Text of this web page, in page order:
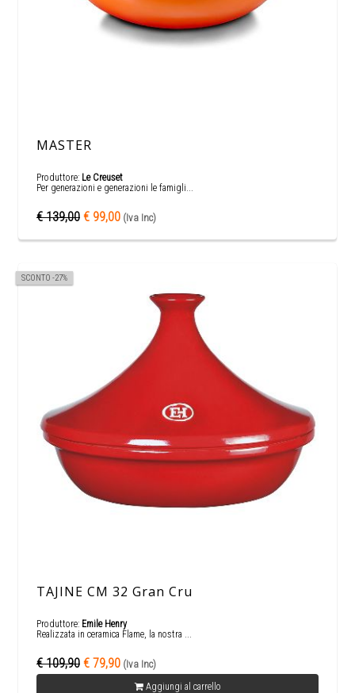
MASTER
Produttore: Le Creuset
Per generazioni e generazioni le famigli...
€ 139,00 € 99,00 (Iva Inc)
SCONTO -27%
TAJINE CM 32 Gran Cru
Produttore: Emile Henry
Realizzata in ceramica Flame, la nostra ...
€ 109,90 € 79,90 (Iva Inc)
Aggiungi al carrello